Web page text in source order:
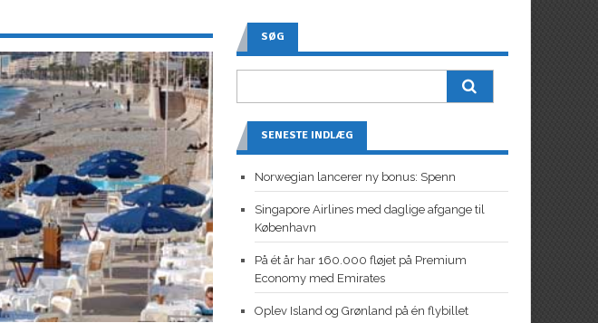
SØG
SENESTE INDLÆG
Norwegian lancerer ny bonus: Spenn
Singapore Airlines med daglige afgange til
København
På ét år har 160.000 fløjet på Premium
Economy med Emirates
Oplev Island og Grønland på én flybillet